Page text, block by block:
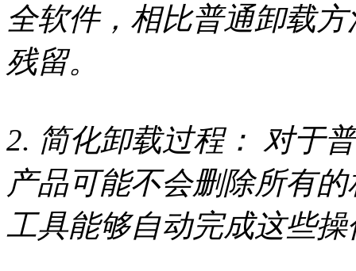
全软件，相比普通卸载
残留。
2. 简化卸载过程： 对于
产品可能不会删除所有
工具能够自动完成这些操